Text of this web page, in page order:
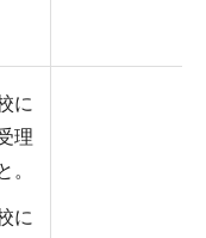
に
理
。
に